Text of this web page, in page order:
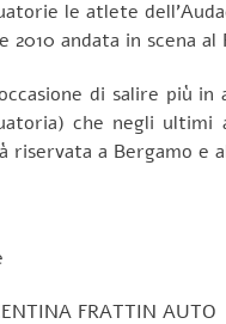
le atlete
2010 andata in scena
di salire più
che negli ultimi
riservata a Bergamo e
FRATTIN